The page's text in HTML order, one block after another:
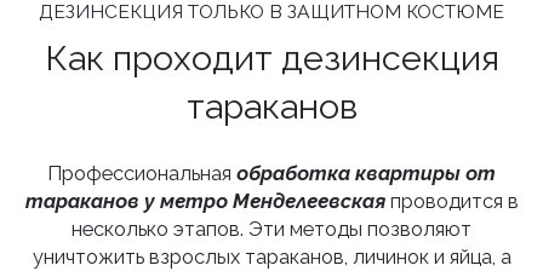
ДЕЗИНСЕКЦИЯ ТОЛЬКО В ЗАЩИТНОМ КОСТЮМЕ
Как проходит дезинсекция
тараканов
Профессиональная обработка квартиры от
тараканов у метро Менделеевскаяпроводится в
несколько этапов. Эти методы позволяют
уничтожить взрослых тараканов, личинок и яйца, а